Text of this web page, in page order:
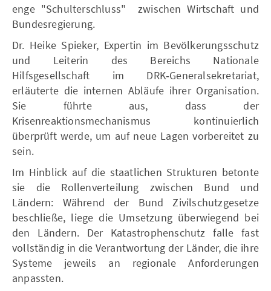
enge "Schulterschluss" zwischen Wirtschaft und
Bundesregierung.
Dr. Heike Spieker, Expertin im Bevölkerungsschutz
und Leiterin des Bereichs Nationale
Hilfsgesellschaft im DRK‑Generalsekretariat,
erläuterte die internen Abläufe ihrer Organisation.
Sie führte aus, dass der
Krisenreaktionsmechanismus kontinuierlich
überprüft werde, um auf neue Lagen vorbereitet zu
sein.
Im Hinblick auf die staatlichen Strukturen betonte
sie die Rollenverteilung zwischen Bund und
Ländern: Während der Bund Zivilschutzgesetze
beschließe, liege die Umsetzung überwiegend bei
den Ländern. Der Katastrophenschutz falle fast
vollständig in die Verantwortung der Länder, die ihre
Systeme jeweils an regionale Anforderungen
anpassten.